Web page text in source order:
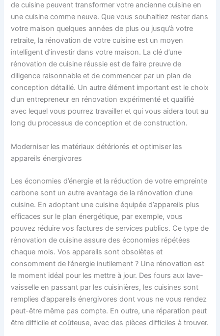
de cuisine peuvent transformer votre ancienne cuisine en
une cuisine comme neuve. Que vous souhaitiez rester dans
votre maison quelques années de plus ou jusqu’à votre
retraite, la rénovation de votre cuisine est un moyen
intelligent d’investir dans votre maison. La clé d’une
rénovation de cuisine réussie est de faire preuve de
diligence raisonnable et de commencer par un plan de
conception détaillé. Un autre élément important est le choix
d’un entrepreneur en rénovation expérimenté et qualifié
avec lequel vous pourrez travailler et qui vous aidera tout au
long du processus de conception et de construction.
Moderniser les matériaux détériorés et optimiser les
appareils énergivores
Les économies d’énergie et la réduction de votre empreinte
carbone sont un autre avantage de la rénovation d’une
cuisine. En adoptant une cuisine équipée d’appareils plus
efficaces sur le plan énergétique, par exemple, vous
pouvez réduire vos factures de services publics. Ce type de
rénovation de cuisine assure des économies répétées
chaque mois. Vos appareils sont obsolètes et
consomment de l’énergie inutilement ? Une rénovation est
le moment idéal pour les mettre à jour. Des fours aux lave-
vaisselle en passant par les cuisinières, les cuisines sont
remplies d’appareils énergivores dont vous ne vous rendez
peut-être même pas compte. En outre, une réparation peut
être difficile et coûteuse, avec des pièces difficiles à trouver.